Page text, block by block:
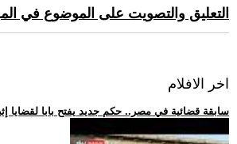
التعليق والتصويت على الموضوع في
اخر الافلام
.. سابقة قضائية في مصر.. حكم جديد يفتح بابا لقضايا